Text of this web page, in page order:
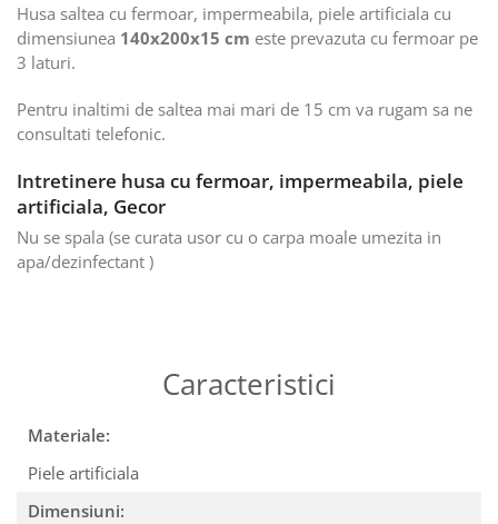
Husa saltea cu fermoar, impermeabila, piele artificiala cu
dimensiunea 140x200x15 cm este prevazuta cu fermoar pe
3 laturi.
Pentru inaltimi de saltea mai mari de 15 cm va rugam sa ne
consultati telefonic.
Intretinere husa cu fermoar, impermeabila, piele
artificiala, Gecor
Nu se spala (se curata usor cu o carpa moale umezita in
apa/dezinfectant )
Caracteristici
Materiale:
Piele artificiala
Dimensiuni: